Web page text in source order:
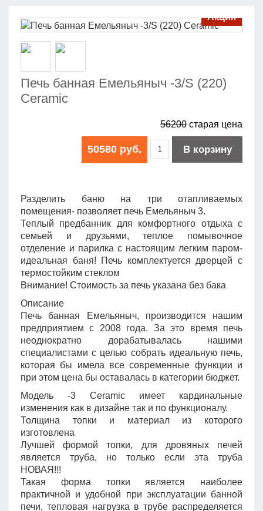
Акция
Печь банная Емельяныч -3/S (220)
Сeramic
56200 старая цена
50580 руб. В корзину
Разделить баню на три отапливаемых
помещения- позволяет печь Емельяныч 3.
Теплый предбанник для комфортного отдыха с
семьей и друзьями, теплое помывочное
отделение и парилка с настоящим легким паром-
идеальная баня! Печь комплектуется дверцей с
термостойким стеклом
Внимание! Стоимость за печь указана без бака
Описание
Печь банная Емельяныч, производится нашим
предприятием с 2008 года. За это время печь
неоднократно дорабатывалась нашими
специалистами с целью собрать идеальную печь,
которая бы имела все современные функции и
при этом цена бы оставалась в категории бюджет.
Модель -3 Сeramic имеет кардинальные
изменения как в дизайне так и по функционалу.
Толщина топки и материал из которого
изготовлена
Лучшей формой топки, для дровяных печей
является труба, но только если эта труба
НОВАЯ!!!
Такая форма топки является наиболее
практичной и удобной при эксплуатации банной
печи, тепловая нагрузка в трубе распределяется